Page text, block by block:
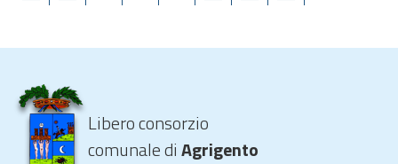
Libero consorzio
comunale diAgrigento